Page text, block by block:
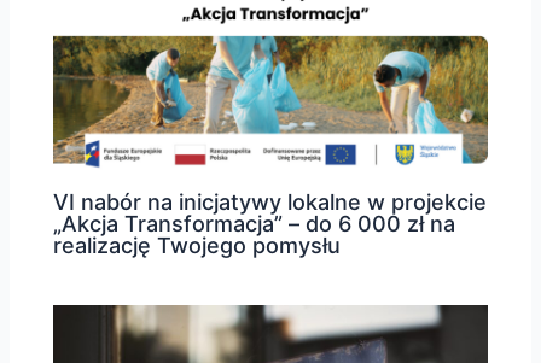
VI nabór na inicjatywy lokalne w projekcie
„Akcja Transformacja” – do 6 000 zł na
realizację Twojego pomysłu